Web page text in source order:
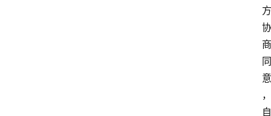
方
协
商
同
意
，
自